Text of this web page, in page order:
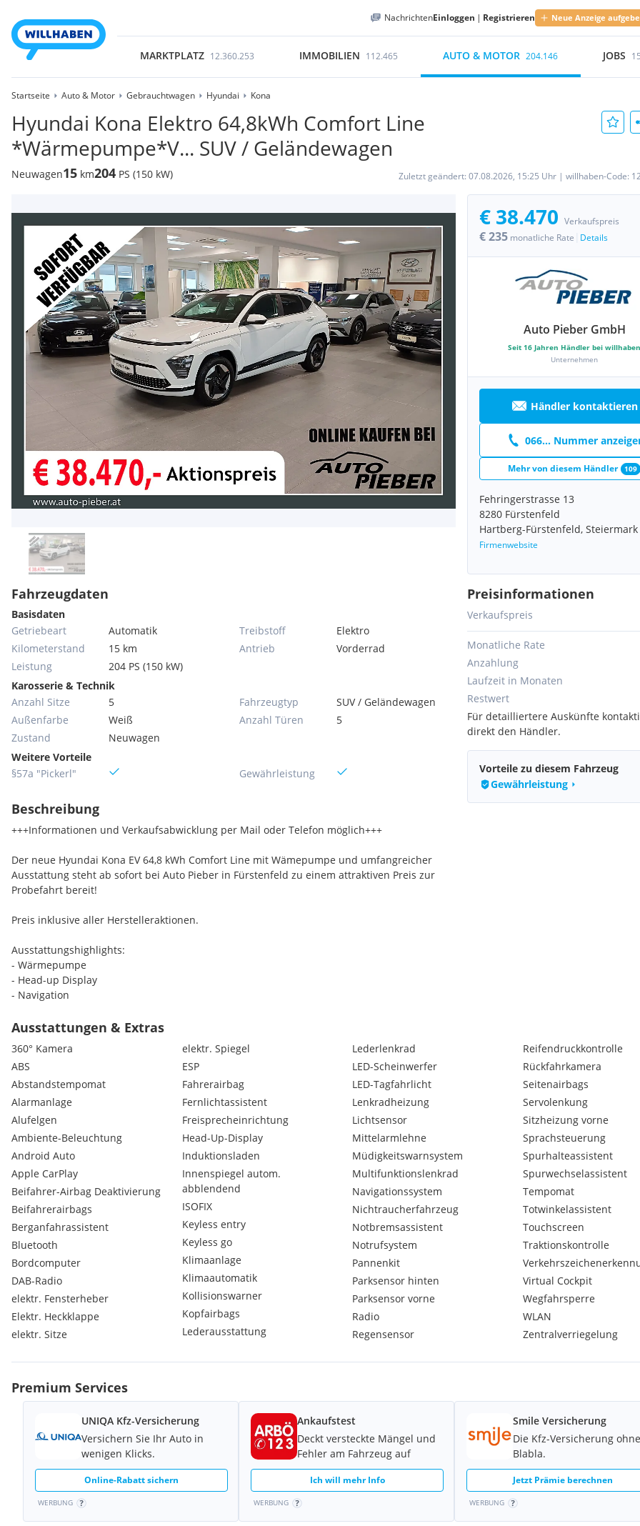
NachrichtenEinloggen | Registrieren Neue Anzeige
MARKTPLATZ 12.360.253 IMMOBILIEN 112.465 AUTO & MOTOR 204.146 JOBS
Startseite Auto & Motor Gebrauchtwagen Hyundai Kona
Hyundai Kona Elektro 64,8kWh Comfort Line
*Wärmepumpe*V... SUV / Geländewagen
Neuwagen15 km204 PS (150 kW) Zuletzt geändert: 07.08.2026, 15:25 Uhr | willhaben-Code:
€ 38.470 Verkaufspreis
€ 235 monatliche Rate Details
Auto Pieber GmbH
Seit 16 Jahren Händler bei willhaben
Unternehmen
Händler kontaktieren
066... Nummer
Mehr von diesem Händler 109
Fehringerstrasse 13
8280 Fürstenfeld
Hartberg-Fürstenfeld, Steiermark
Firmenwebsite
Fahrzeugdaten
Basisdaten
Getriebeart
Automatik
Kilometerstand
15 km
Leistung
204 PS (150 kW)
Treibstoff
Elektro
Antrieb
Vorderrad
Karosserie & Technik
Anzahl Sitze
5
Außenfarbe
Weiß
Zustand
Neuwagen
Fahrzeugtyp
SUV / Geländewagen
Anzahl Türen
5
Weitere Vorteile
§57a "Pickerl"
Gewährleistung
Beschreibung
+++Informationen und Verkaufsabwicklung per Mail oder Telefon möglich+++
Der neue Hyundai Kona EV 64,8 kWh Comfort Line mit Wämepumpe und umfangreicher
Ausstattung steht ab sofort bei Auto Pieber in Fürstenfeld zu einem attraktiven Preis zur
Probefahrt bereit!
Preis inklusive aller Herstelleraktionen.
Ausstattungshighlights:
- Wärmepumpe
- Head-up Display
- Navigation
- Lenkradheizung
- Klimaautomatik
- Apple Car Play und Android Auto
- Abstandstempomat
- Bluetooth Freisprecheinrichtung
- 360°-Kamera
- Parksensoren vorne und hinten
- LED Scheinwerfer
- elektrischer Fahrersitz
- elektrische Heckklappe
Finanzierungsbeispiel:
Anzahlung: € 11.500, --
Restwert: € 20.000, --
Laufzeit: 60 Monate
mtl. Rate: € 235,-
Für weitere Infos oder bei näherem Interesse bitten wir um telefonische Kontaktaufnahme
und Terminvereinbarung.
Reisner Marcel: (0)664/ 51 000 74
Wir stehen Ihnen auch gerne zu einem persönlichen Gespräch zur Verfügung.
Für Irrtümer, Falschangaben oder Zwischenverkauf keine Gewähr!
Preisinformationen
Verkaufspreis
Monatliche Rate
Anzahlung
Laufzeit in Monaten
Restwert
Für detailliertere Auskünfte
direkt den Händler.
Vorteile zu diesem Fahrzeug
Gewährleistung
Ausstattungen & Extras
360° Kamera
ABS
Abstandstempomat
Alarmanlage
Alufelgen
Ambiente-Beleuchtung
Android Auto
Apple CarPlay
Beifahrer-Airbag Deaktivierung
Beifahrerairbags
Berganfahrassistent
Bluetooth
Bordcomputer
DAB-Radio
elektr. Fensterheber
Elektr. Heckklappe
elektr. Sitze
elektr. Spiegel
ESP
Fahrerairbag
Fernlichtassistent
Freisprecheinrichtung
Head-Up-Display
Induktionsladen
Innenspiegel autom.
abblendend
ISOFIX
Keyless entry
Keyless go
Klimaanlage
Klimaautomatik
Kollisionswarner
Kopfairbags
Lederausstattung
Lederlenkrad
LED-Scheinwerfer
LED-Tagfahrlicht
Lenkradheizung
Lichtsensor
Mittelarmlehne
Müdigkeitswarnsystem
Multifunktionslenkrad
Navigationssystem
Nichtraucherfahrzeug
Notbremsassistent
Notrufsystem
Pannenkit
Parksensor hinten
Parksensor vorne
Radio
Regensensor
Reifendruckkontrolle
Rückfahrkamera
Seitenairbags
Servolenkung
Sitzheizung vorne
Sprachsteuerung
Spurhalteassistent
Spurwechselassistent
Tempomat
Totwinkelassistent
Touchscreen
Traktionskontrolle
Virtual Cockpit
Wegfahrsperre
WLAN
Zentralverriegelung
Premium Services
UNIQA Kfz-Versicherung
Versichern Sie Ihr Auto in
wenigen Klicks.
Online-Rabatt sichern
WERBUNG
Ankaufstest
Deckt versteckte Mängel und
Fehler am Fahrzeug auf
Ich will mehr Info
WERBUNG
Smile Versicherung
Die Kfz-Versicherung ohne
Blabla.
Jetzt Prämie berechnen
WERBUNG